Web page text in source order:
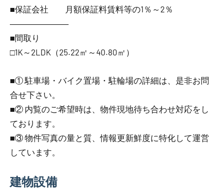
■保証会社 月額保証料賃料等の1％～2％
―――――――
■間取り
□1K～2LDK（25.22㎡～40.80㎡）
■① 駐車場・バイク置場・駐輪場の詳細は、是非お問
合せ下さい。
■② 内覧のご希望時は、物件現地待ち合わせ対応をし
ております。
■③ 物件写真の量と質、情報更新鮮度に特化して運営
しています。
建物設備